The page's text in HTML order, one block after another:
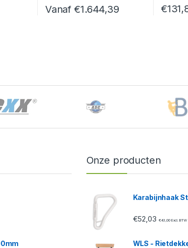
Vanaf €1.644,39 €
Onze producten
Karabijnhaak
€52,03 €43,00Excl. BTW
WLS -